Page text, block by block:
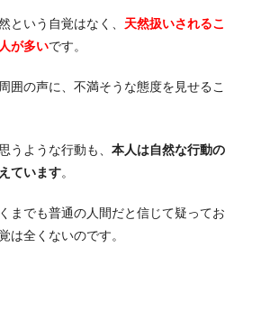
という自覚はなく、 天然扱いされるこ
が多いです。
囲の声に、不満そうな態度を見せるこ
うような行動も、 本人は自然な行動の
ています。
までも普通の人間だと信じて疑ってお
は全くないのです。